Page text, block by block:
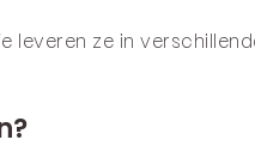
ze in